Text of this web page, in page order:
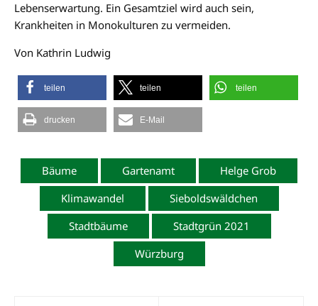
Lebenserwartung. Ein Gesamtziel wird auch sein,
Krankheiten in Monokulturen zu vermeiden.
Von Kathrin Ludwig
teilen teilen teilen
drucken E-Mail
Bäume Gartenamt
Helge Grob
Klimawandel
Sieboldswäldchen
Stadtbäume
Stadtgrün 2021
Würzburg